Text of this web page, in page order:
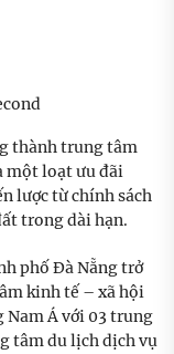
thành trung tâm
một loạt ưu đãi
lược từ chính sách
trong dài hạn.
phố Đà Nẵng trở
kinh tế – xã hội
Nam Á với 03 trung
tâm du lịch dịch vụ